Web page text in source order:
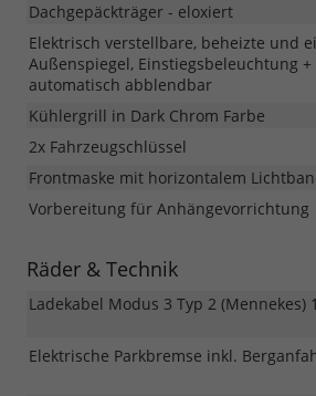
Dachgepäckträger - eloxiert
Elektrisch verstellbare, beheizte und
Außenspiegel, Einstiegsbeleuchtung
automatisch abblendbar
Kühlergrill in Dark Chrom Farbe
2x Fahrzeugschlüssel
Frontmaske mit horizontalem
Vorbereitung für Anhängevorrichtung
Räder & Technik
Ladekabel Modus 3 Typ 2 (Mennekes)
Elektrische Parkbremse inkl.